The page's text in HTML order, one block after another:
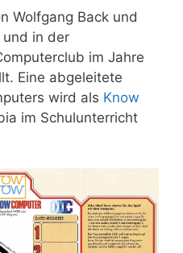
Wolfgang Back und
und in der
im Jahre
Eine abgeleitete
wird als Know
im Schulunterricht